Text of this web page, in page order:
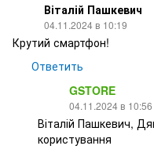
Віталій Пашкевич
04.11.2024 в 10:19
Крутий смартфон!
Ответить
GSTORE
04.11.2024 в 10:56
Віталій Пашкевич,
користування